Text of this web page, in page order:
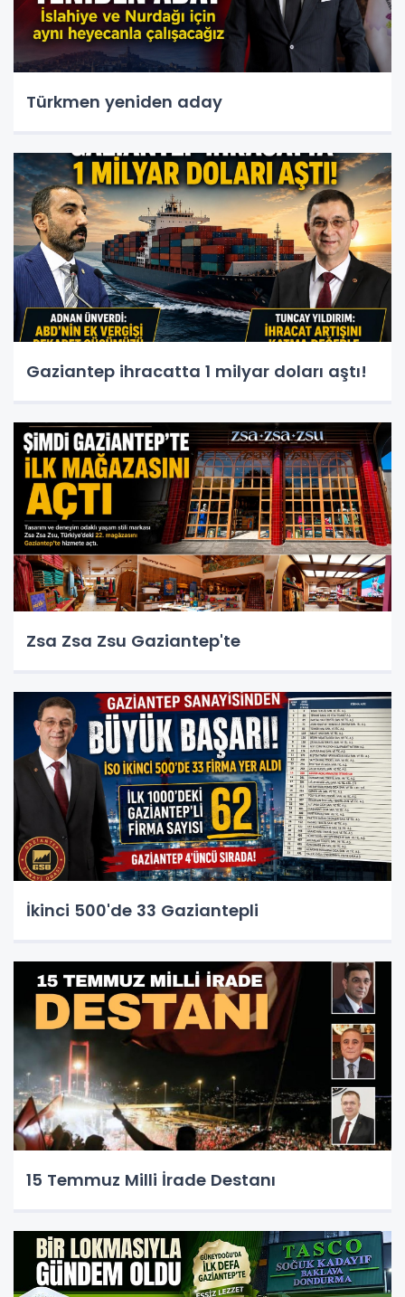
Türkmen yeniden aday
Gaziantep ihracatta 1 milyar doları aştı!
Zsa Zsa Zsu Gaziantep'te
İkinci 500'de 33 Gaziantepli
15 Temmuz Milli İrade Destanı